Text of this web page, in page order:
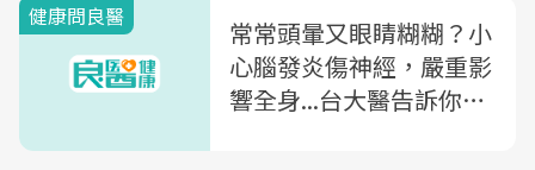
健康問良醫
常常頭暈又眼睛糊糊？小
心腦發炎傷神經，嚴重影
響全身...台大醫告訴你